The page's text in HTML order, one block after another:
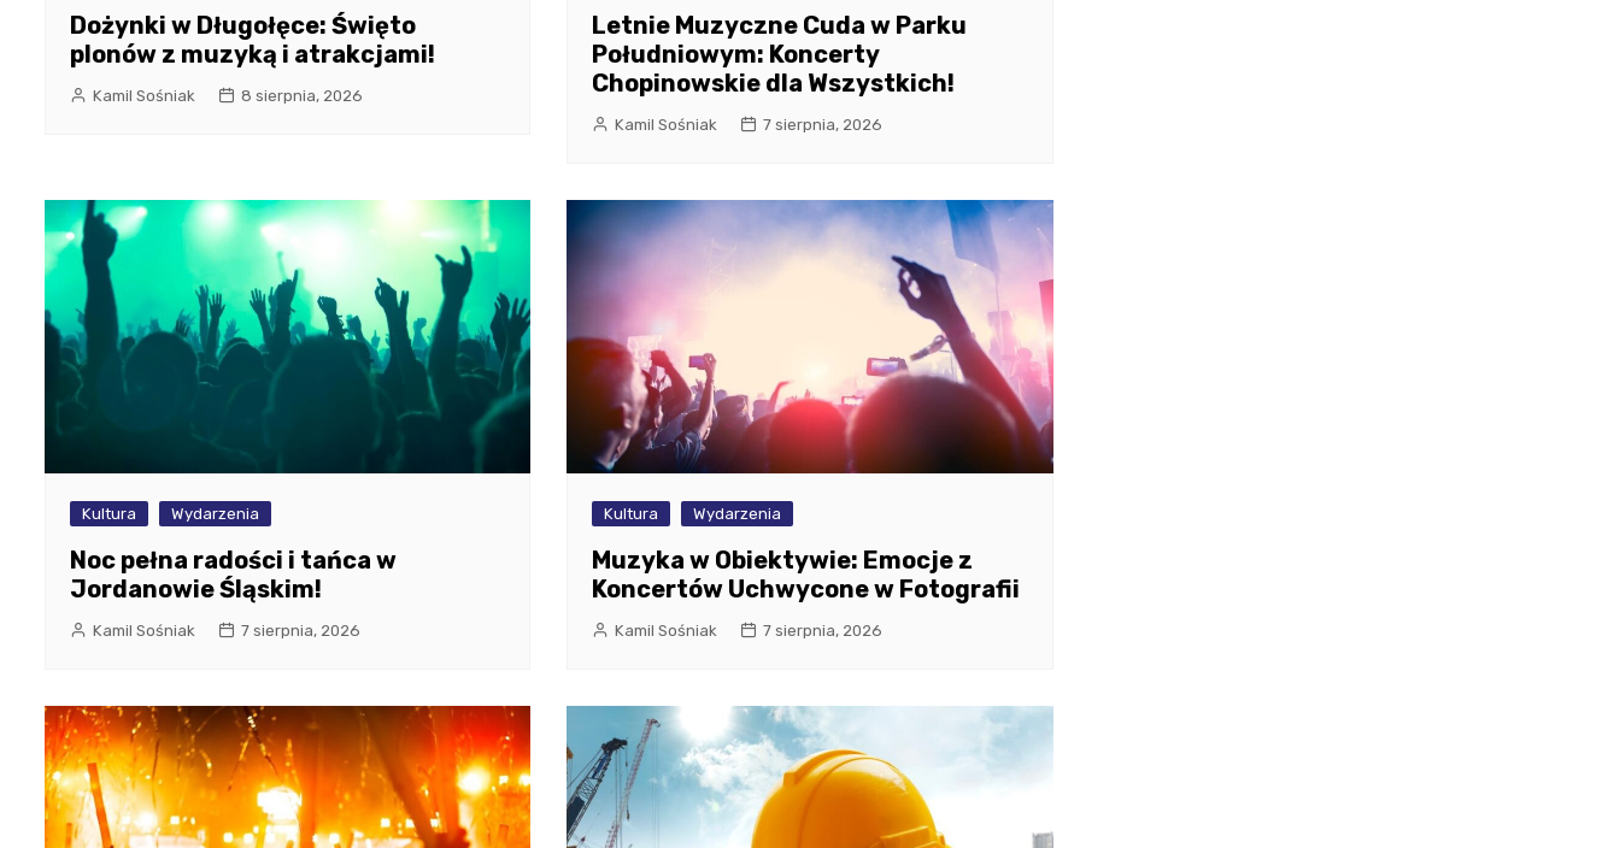
Dożynki w Długołęce: Święto
plonów z muzyką i atrakcjami!
Kamil Sośniak 8 sierpnia, 2026
Letnie Muzyczne Cuda w Parku
Południowym: Koncerty
Chopinowskie dla Wszystkich!
Kamil Sośniak 7 sierpnia, 2026
Kultura Wydarzenia
Noc pełna radości i tańca w
Jordanowie Śląskim!
Kamil Sośniak 7 sierpnia, 2026
Kultura Wydarzenia
Muzyka w Obiektywie: Emocje z
Koncertów Uchwycone w Fotografii
Kamil Sośniak 7 sierpnia, 2026